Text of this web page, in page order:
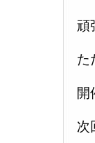
頑
た
開
次